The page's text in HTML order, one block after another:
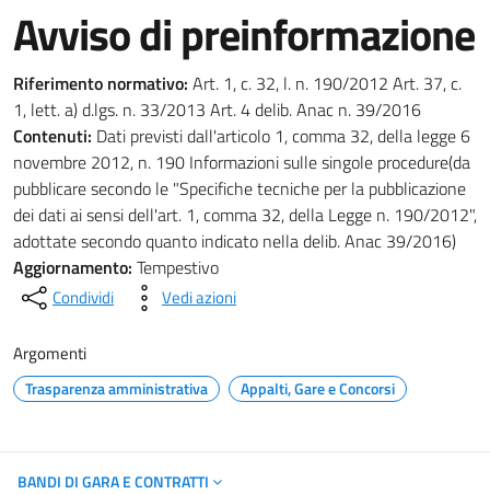
Avviso di preinformazione
Riferimento normativo: Art. 1, c. 32, l. n. 190/2012 Art. 37, c.
1, lett. a) d.lgs. n. 33/2013 Art. 4 delib. Anac n. 39/2016
Contenuti: Dati previsti dall'articolo 1, comma 32, della legge 6
novembre 2012, n. 190 Informazioni sulle singole procedure(da
pubblicare secondo le "Specifiche tecniche per la pubblicazione
dei dati ai sensi dell'art. 1, comma 32, della Legge n. 190/2012",
adottate secondo quanto indicato nella delib. Anac 39/2016)
Aggiornamento: Tempestivo
Condividi Vedi azioni
Argomenti
Trasparenza amministrativa Appalti, Gare e Concorsi
BANDI DI GARA E CONTRATTI